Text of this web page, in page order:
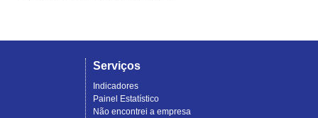
Serviços
Indicadores
Painel Estatístico
Não encontrei a empresa